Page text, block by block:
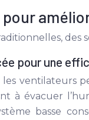
pour une
les ventilateurs
à évacuer
basse